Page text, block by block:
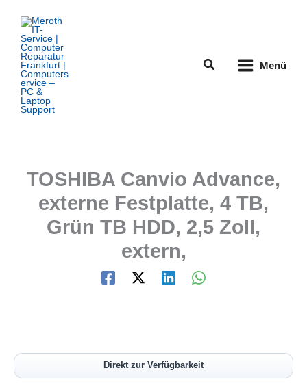
Inhalt
springen
Suchen Menü
TOSHIBA Canvio Advance,
externe Festplatte, 4 TB,
Grün TB HDD, 2,5 Zoll,
extern,
Direkt zur Verfügbarkeit